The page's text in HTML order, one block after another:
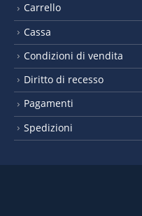
Carrello
Cassa
Condizioni di vendita
Diritto di recesso
Pagamenti
Spedizioni